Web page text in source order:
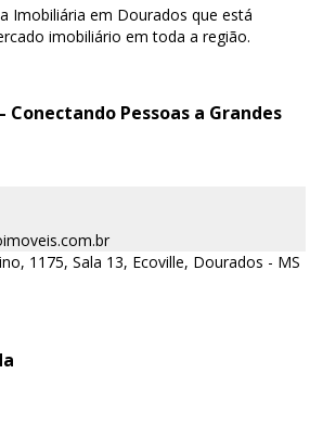
Imobiliária em Dourados que está
imobiliário em toda a região.
Conectando Pessoas a Grandes
1175, Sala 13, Ecoville, Dourados - MS